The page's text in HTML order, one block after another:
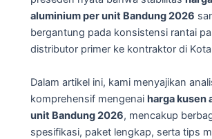
aluminium per unit Bandung 2026
bergantung pada konsistensi rantai
distributor primer ke kontraktor di
Dalam artikel ini, kami menyajikan
komprehensif mengenai harga kusen
unit Bandung 2026, mencakup
spesifikasi, paket lengkap, serta tips